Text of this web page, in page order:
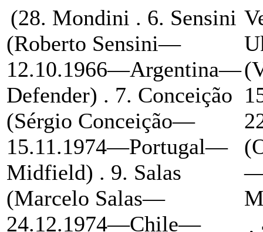
(28. Mondini . 6. Sensini
(Roberto Sensini—
12.10.1966—Argentina—
Defender) . 7. Conceição
(Sérgio Conceição—
15.11.1974—Portugal—
Midfield) . 9. Salas
(Marcelo Salas—
24.12.1974—Chile—